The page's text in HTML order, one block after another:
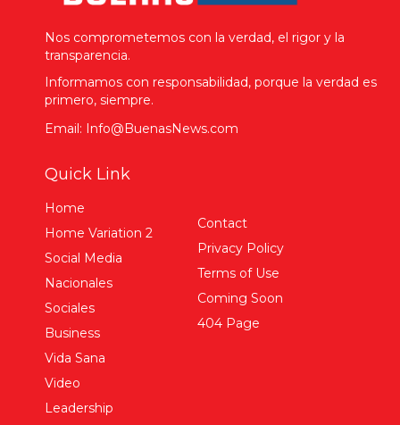
Nos comprometemos con la verdad, el rigor y la
transparencia.
Informamos con responsabilidad, porque la verdad es
primero, siempre.
Email: Info@BuenasNews.com
Quick Link
Home
Home Variation 2
Social Media
Nacionales
Sociales
Business
Vida Sana
Video
Leadership
Contact
Privacy Policy
Terms of Use
Coming Soon
404 Page